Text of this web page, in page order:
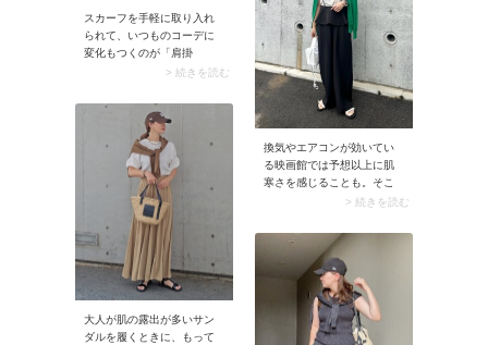
かいてもべたつきにくく、
涼しく快適な一日を過ごせ
そうです。1枚だとシンプル
過ぎると感じたときは、カ
ラーカーディガンを肩掛け
してみたり、キャップやバ
ッグで差し色を加えてみた
りすると、こなれた印象に
仕上がります。
スカーフを手軽に取り入れ
られて、いつものコーデに
変化もつくのが「肩掛
け」。胸元でスカーフを結
愛らしさも演出できます
よ。このときあえてカジュ
アルな服装に合わせると、
こなれた表情のある着こな
> 続きを読む
換気やエアコンが効いてい
る映画館では予想以上に肌
寒さを感じることも。そこ
でおすすめなのが「カーデ
もちろん、袖を通さず肩掛
けやひざ掛けに使うだけで
も冷え対策に役立ちます。
柔らかい生地感だから快適
に過ごせますよ。
> 続きを読む
大人が肌の露出が多いサン
ダルを履くときに、もって